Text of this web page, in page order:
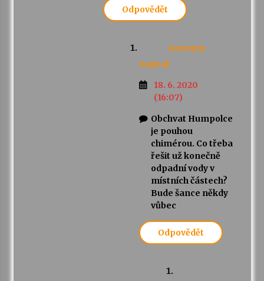
Odpovědět
Anonym
napsal:
18. 6. 2020
(16:07)
Obchvat Humpolce
je pouhou
chimérou. Co třeba
řešit už konečně
odpadní vody v
místních částech?
Bude šance někdy
vůbec
Odpovědět